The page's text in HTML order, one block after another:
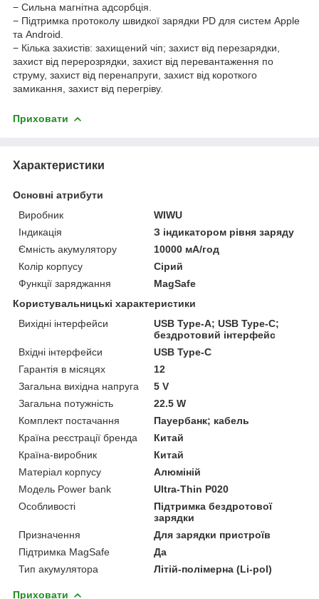
− Сильна магнітна адсорбція.
− Підтримка протоколу швидкої зарядки PD для систем Apple
та Android.
− Кілька захистів: захищений чіп; захист від перезарядки,
захист від перерозрядки, захист від перевантаження по
струму, захист від перенапруги, захист від короткого
замикання, захист від перегріву.
Приховати
Характеристики
Основні атрибути
Виробник
WIWU
Індикація
З індикатором рівня заряду
Ємність акумулятору
10000 мА/год
Колір корпусу
Сірий
Функції заряджання
MagSafe
Користувальницькі характеристики
Вихідні інтерфейси
USB Type-A; USB Type-C;
бездротовий інтерфейс
Вхідні інтерфейси
USB Type-C
Гарантія в місяцях
12
Загальна вихідна напруга
5 V
Загальна потужність
22.5 W
Комплект постачання
Пауербанк; кабель
Країна реєстрації бренда
Китай
Країна-виробник
Китай
Матеріал корпусу
Aлюміній
Модель Power bank
Ultra-Thin P020
Особливості
Підтримка бездротової
зарядки
Призначення
Для зарядки пристроїв
Підтримка MagSafe
Да
Тип акумулятора
Літій-полімерна (Li-pol)
Приховати